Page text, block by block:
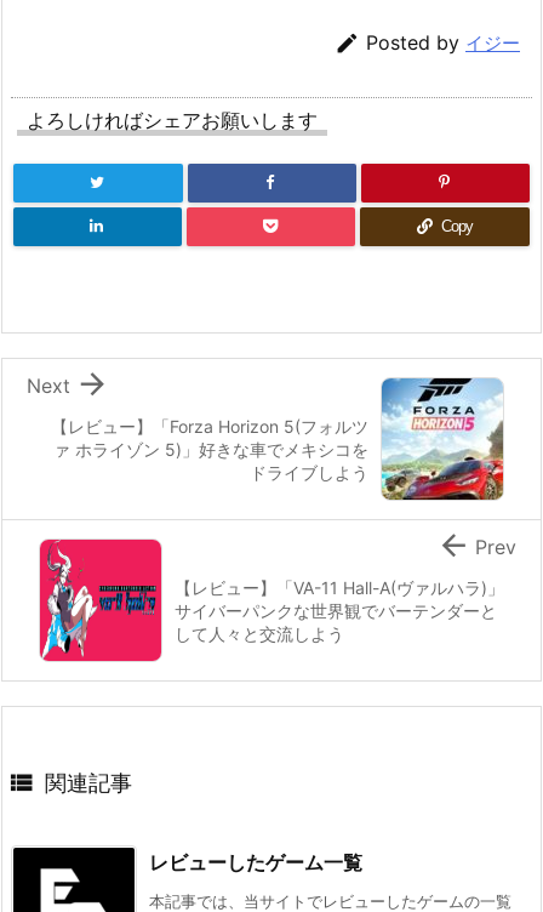
 Posted by イジー
よろしければシェアお願いします
Copy
【レビュー】「Forza Horizon 5(フォルツ
ァ ホライゾン 5)」好きな車でメキシコを
ドライブしよう

Next
【レビュー】「VA-11 Hall-A(ヴァルハラ)」
サイバーパンクな世界観でバーテンダーと
して人々と交流しよう
 Prev
 関連記事
レビューしたゲーム一覧
本記事では、当サイトでレビューしたゲームの一覧